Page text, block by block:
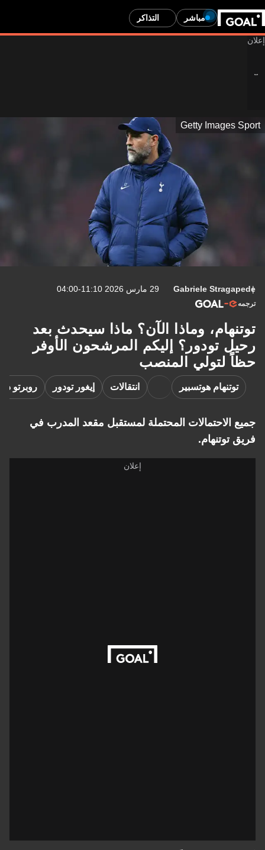
مباشر التذاكر
Getty Images Sport
Gabriele Stragapede 29 مارس 2026 11:10-04:00
ترجمه
توتنهام، وماذا الآن؟ ماذا سيحدث بعد
رحيل تودور؟ إليكم المرشحون الأوفر
حظاً لتولي المنصب
توتنهام هوتسبير انتقالات إيغور تودور روبرتو
جميع الاحتمالات المحتملة لمستقبل مقعد المدرب في
فريق توتنهام.